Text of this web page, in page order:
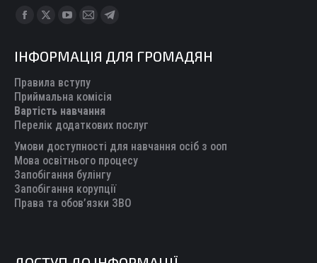
Find us on:
Facebook
opens
in
new
window
X
opens
in
new
window
YouTube
opens
in
new
window
Mail
opens
in
new
window
Telegram
opens
new
ІНФОРМАЦІЯ ДЛЯ ГРОМАДЯН
Правила вступу
Приймальна комісія
Вартість навчання
Перелік додаткових послуг
Умови доступності для навчання осіб з ооп
Мова освітнього процесу
Запобігання булінгу
Запобігання корупції
Права та обов’язки ЗВО